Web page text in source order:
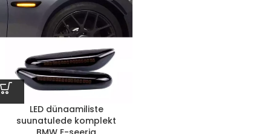
LED dünaamiliste
suunatulede komplekt